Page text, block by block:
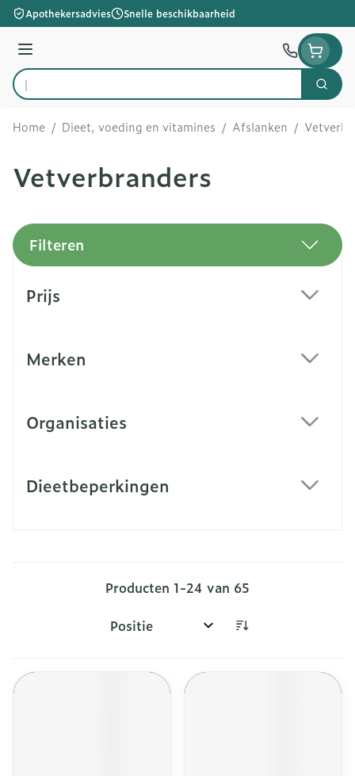
Ga naar de inhoud
Apothekersadvies Snelle beschikbaarheid
Menu
Product, merk, categorie...
Zoek
Home / Dieet, voeding en vitamines / Afslanken /
Vetverbranders
Filteren
Prijs
Merken
Organisaties
Dieetbeperkingen
Producten 1-24 van 65
Sorteer op: